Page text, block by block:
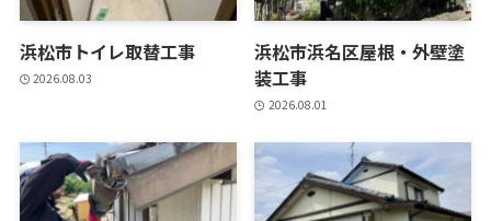
浜松市トイレ取替工事
2026.08.03
浜松市浜名区屋根・外壁塗
装工事
2026.08.01